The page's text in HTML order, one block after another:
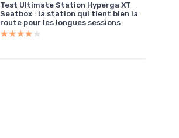
Test Ultimate Station Hyperga XT
Seatbox : la station qui tient bien la
route pour les longues sessions
★★★★★
★★★★★